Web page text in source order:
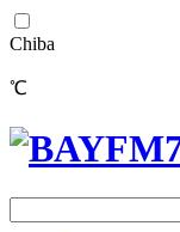
Chiba
℃